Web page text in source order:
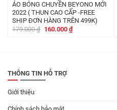
ÁO BÓNG CHUYỀN BEYONO MỚI
2022 ( THUN CAO CẤP -FREE
SHIP ĐƠN HÀNG TRÊN 499K)
179.000₫ Giá
160.000 ₫Giá
hiện
THÔNG TIN HỖ TRỢ
Giới thiệu